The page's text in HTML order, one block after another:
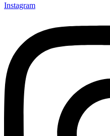
Instagram